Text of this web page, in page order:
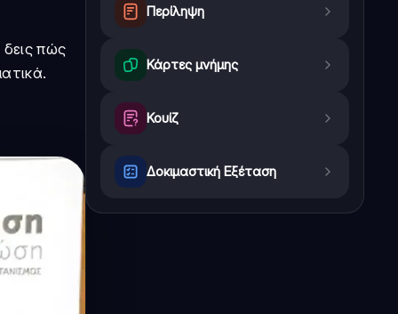
πώς
Περίληψη
Κάρτες μνήμης
Κουίζ
Δοκιμαστική Εξέταση